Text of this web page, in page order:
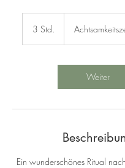
3 Std.
d
Weiter
Ein wunderschönes Ritual